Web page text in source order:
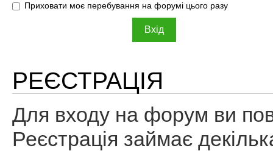
Приховати моє перебування на форумі цього разу
РЕЄСТРАЦІЯ
Для входу на форум ви
Реєстрація займає